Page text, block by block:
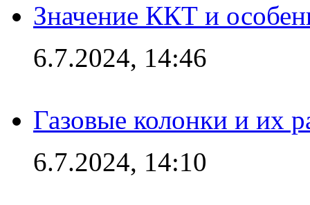
Значение ККТ и
6.7.2024, 14:46
Газовые колонки и их
6.7.2024, 14:10